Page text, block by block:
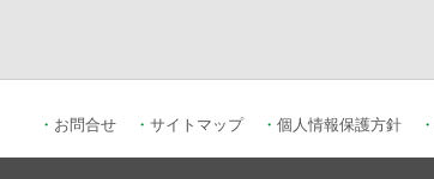
お問合せ サイトマップ 個人情報保護方針